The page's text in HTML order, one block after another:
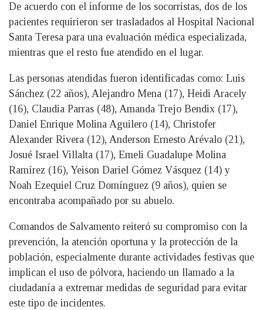
De acuerdo con el informe de los socorristas, dos de los
pacientes requirieron ser trasladados al Hospital Nacional
Santa Teresa para una evaluación médica especializada,
mientras que el resto fue atendido en el lugar.
Las personas atendidas fueron identificadas como: Luis
Sánchez (22 años), Alejandro Mena (17), Heidi Aracely
(16), Claudia Parras (48), Amanda Trejo Bendix (17),
Daniel Enrique Molina Aguilero (14), Christofer
Alexander Rivera (12), Anderson Ernesto Arévalo (21),
Josué Israel Villalta (17), Emeli Guadalupe Molina
Ramírez (16), Yeison Dariel Gómez Vásquez (14) y
Noah Ezequiel Cruz Domínguez (9 años), quien se
encontraba acompañado por su abuelo.
Comandos de Salvamento reiteró su compromiso con la
prevención, la atención oportuna y la protección de la
población, especialmente durante actividades festivas que
implican el uso de pólvora, haciendo un llamado a la
ciudadanía a extremar medidas de seguridad para evitar
este tipo de incidentes.